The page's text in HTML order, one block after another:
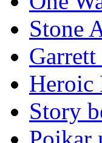
Stone
Heroic
Story